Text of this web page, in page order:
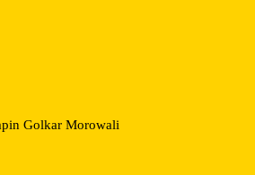
Golkar Morowali